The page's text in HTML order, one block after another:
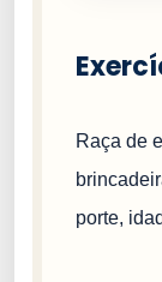
Raça de
porte,